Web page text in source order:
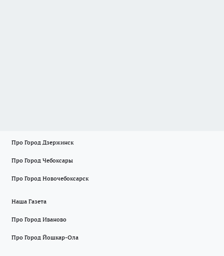
Про Город Дзержинск
Про Город Чебоксары
Про Город Новочебоксарск
Наша Газета
Про Город Иваново
Про Город Йошкар-Ола